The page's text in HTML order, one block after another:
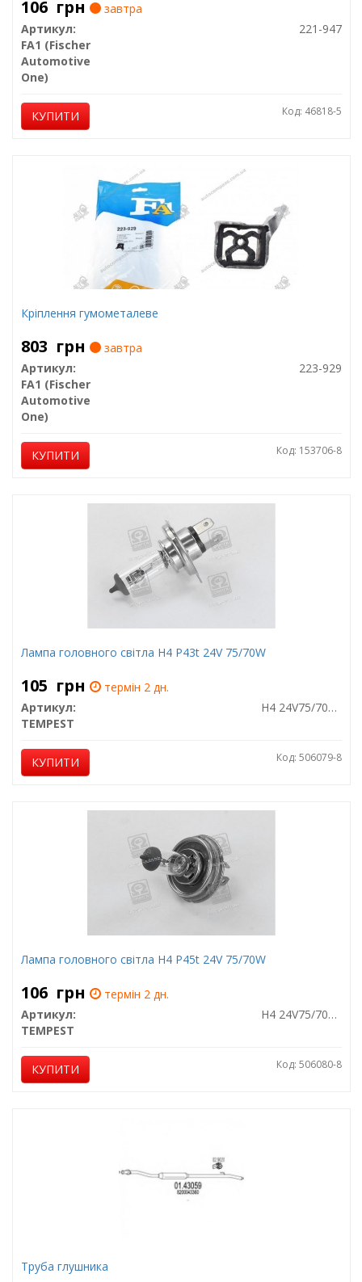
106 грн
завтра
Артикул:
221-947
FA1 (Fischer
Automotive
One)
КУПИТИ Код: 46818-5
Кріплення гумометалеве
803 грн
завтра
Артикул:
223-929
FA1 (Fischer
Automotive
One)
КУПИТИ Код: 153706-8
Лампа головного світла H4 P43t 24V 75/70W
105 грн
термін 2 дн.
Артикул:
H4 24V75/70W P43T
TEMPEST
КУПИТИ Код: 506079-8
Лампа головного світла H4 P45t 24V 75/70W
106 грн
термін 2 дн.
Артикул:
H4 24V75/70W P45T
TEMPEST
КУПИТИ Код: 506080-8
Труба глушника